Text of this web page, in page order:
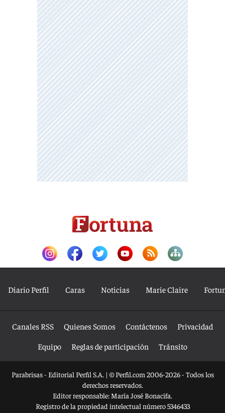
Diario Perfil Caras Noticias Marie Claire
Canales RSS Quienes Somos Contáctenos
Privacidad
Equipo
Reglas de participación Tránsito
Parabrisas - Editorial Perfil S.A. | © Perfil.com 2006-2026 - Todos los
derechos reservados.
Editor responsable: María José Bonacifa.
Registro de la propiedad intelectual número 5346433